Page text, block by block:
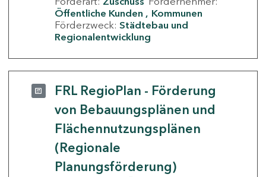
Öffentliche Kunden
Kommunen
Förderzweck: Städtebau und
Regionalentwicklung
FRL RegioPlan - Förderung
von Bebauungsplänen und
Flächennutzungsplänen
(Regionale
Planungsförderung)